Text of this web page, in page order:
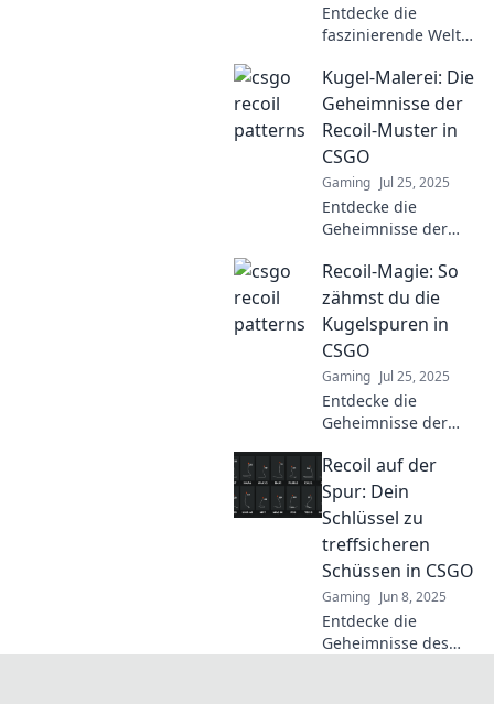
Entdecke die
faszinierende Welt
in CSGO und
verbessere dein
Gameplay mit
unseren
unschlagbaren
Tipps und Tricks!
Kugel-Malerei: Die
Geheimnisse der
Recoil-Muster in
CSGO
Gaming Jul 25, 2025
Entdecke die
Geheimnisse der
meistere die Recoil-
Muster in CSGO für
den ultimativen
Spielvorteil!
Recoil-Magie: So
zähmst du die
Kugelspuren in
CSGO
Gaming Jul 25, 2025
Entdecke die
Geheimnisse der
CSGO und lerne, wie
du die Kugelspuren
zähmst – für mehr
Präzision und Siege!
Recoil auf der
Spur: Dein
Schlüssel zu
treffsicheren
Schüssen in CSGO
Gaming Jun 8, 2025
Entdecke die
Geheimnisse des